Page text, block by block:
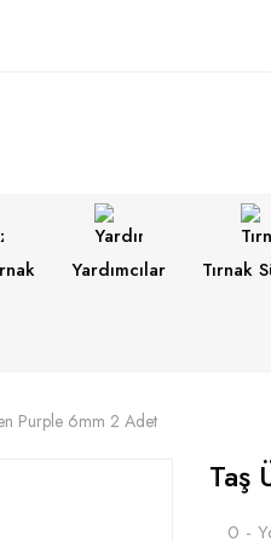
Yardımcılar Tırnak
Purple 6mm 2 Adet
Taş
0 -